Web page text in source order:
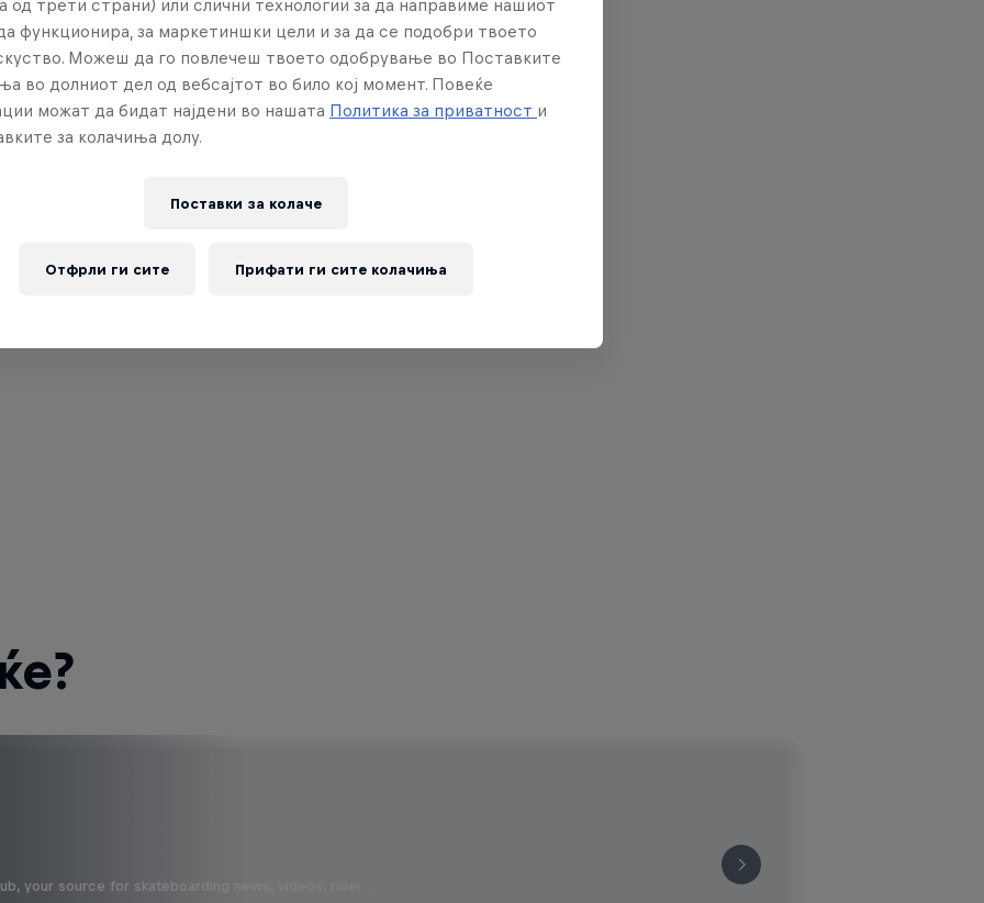
your source for skateboarding news, videos, rider …
од трети страни) или слични технологии за да направиме нашиот
функционира, за маркетиншки цели и за да се подобри твоето
Можеш да го повлечеш твоето одобрување во Поставките
во долниот дел од вебсајтот во било кој момент. Повеќе
можат да бидат најдени во нашата Политика за приватност и
за колачиња долу.
Поставки за колачe
Отфрли ги сите Прифати ги сите колачиња